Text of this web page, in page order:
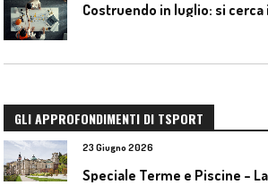
Costruendo in luglio: si
GLI APPROFONDIMENTI DI TSPORT
23 Giugno 2026
Speciale Terme e Piscine –